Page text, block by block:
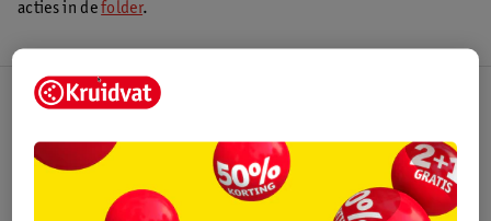
acties in defolder.
Kruidvat Club